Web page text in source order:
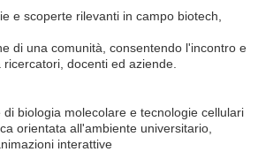
e scoperte rilevanti in campo biotech,
di una comunità, consentendo l'incontro e
docenti ed aziende.
biologia molecolare e tecnologie cellulari
orientata all'ambiente universitario,
interattive